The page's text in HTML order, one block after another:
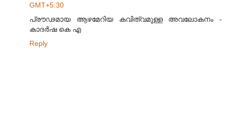
GMT+5:30
പ്രൗഢമായ ആഴമേറിയ കവിത്വമുള്ള അവലോകനം -
കാദർഷ കെ എ
Reply